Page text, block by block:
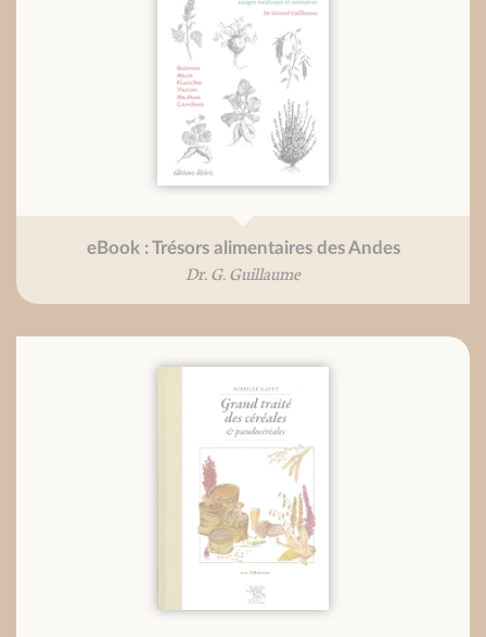
eBook : Trésors alimentaires des Andes
Dr. G. Guillaume